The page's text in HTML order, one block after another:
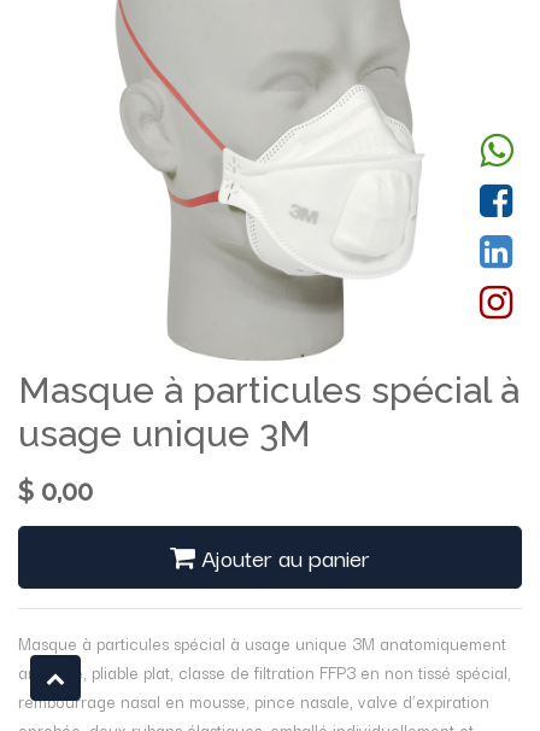
Masque à particules spécial à
usage unique 3M
$ 0,00
Ajouter au panier
Masque à particules spécial à usage unique 3M anatomiquement
amélioré, pliable plat, classe de filtration FFP3 en non tissé spécial,
rembourrage nasal en mousse, pince nasale, valve d’expiration